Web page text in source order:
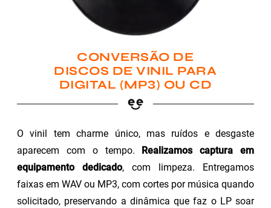
CONVERSÃO DE
DISCOS DE VINIL PARA
DIGITAL (MP3) OU CD
O vinil tem charme único, mas ruídos e desgaste
aparecem com o tempo.
Realizamos captura em
equipamento dedicado, com limpeza. Entregamos
faixas em WAV ou MP3, com cortes por música quando
solicitado, preservando a dinâmica que faz o LP soar